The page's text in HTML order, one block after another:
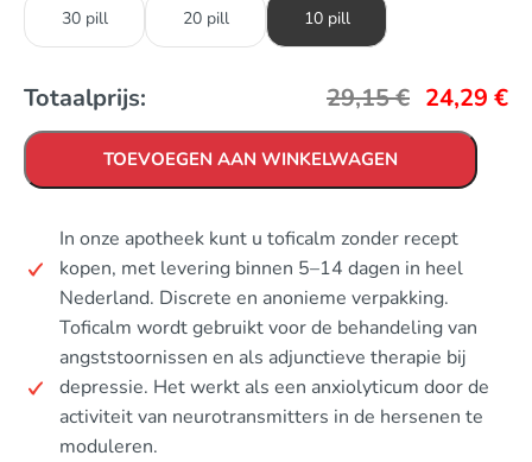
30 pill 20 pill 10 pill
Totaalprijs: 29,15€ 24,29 €
TOEVOEGEN AAN WINKELWAGEN
In onze apotheek kunt u toficalm zonder recept
kopen, met levering binnen 5–14 dagen in heel
Nederland. Discrete en anonieme verpakking.
Toficalm wordt gebruikt voor de behandeling van
angststoornissen en als adjunctieve therapie bij
depressie. Het werkt als een anxiolyticum door de
activiteit van neurotransmitters in de hersenen te
moduleren.